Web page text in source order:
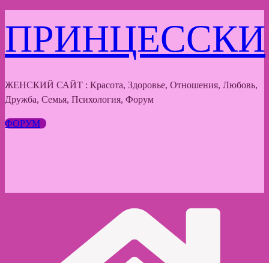
к
содержимому
ПРИНЦЕССКИ
ЖЕНСКИЙ САЙТ : Красота, Здоровье, Отношения, Любовь,
Дружба, Семья, Психология, Форум
ФОРУМ